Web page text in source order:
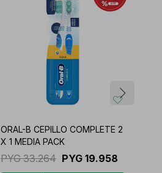
ORAL-B CEPILLO COMPLETE 2
X 1 MEDIA PACK
PYG 33.264 PYG 19.958